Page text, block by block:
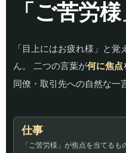
「ご苦労
「目上にはお疲れ様」と
ん。 二つの言葉が何に焦点
同僚・取引先への自然な一
仕事
「ご苦労様」が焦点を当てるも